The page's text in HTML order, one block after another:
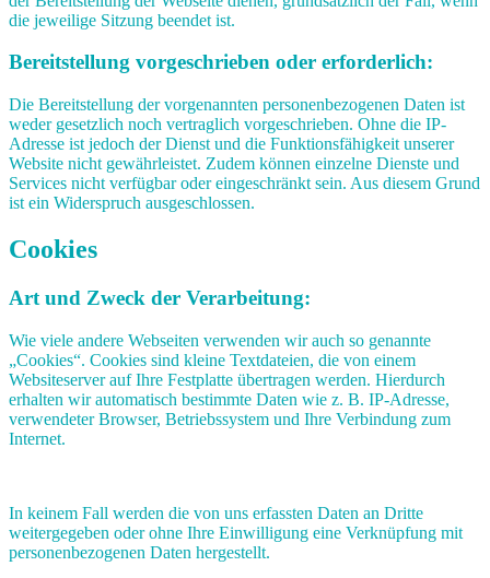
die jeweilige Sitzung beendet ist.
Bereitstellung vorgeschrieben oder erforderlich:
Die Bereitstellung der vorgenannten personenbezogenen Daten ist
weder gesetzlich noch vertraglich vorgeschrieben. Ohne die IP-
Adresse ist jedoch der Dienst und die Funktionsfähigkeit unserer
Website nicht gewährleistet. Zudem können einzelne Dienste und
Services nicht verfügbar oder eingeschränkt sein. Aus diesem Grund
ist ein Widerspruch ausgeschlossen.
Cookies
Art und Zweck der Verarbeitung:
Wie viele andere Webseiten verwenden wir auch so genannte
„Cookies“. Cookies sind kleine Textdateien, die von einem
Websiteserver auf Ihre Festplatte übertragen werden. Hierdurch
erhalten wir automatisch bestimmte Daten wie z. B. IP-Adresse,
verwendeter Browser, Betriebssystem und Ihre Verbindung zum
Internet.
In keinem Fall werden die von uns erfassten Daten an Dritte
weitergegeben oder ohne Ihre Einwilligung eine Verknüpfung mit
personenbezogenen Daten hergestellt.